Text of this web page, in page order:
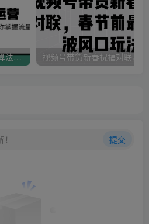
AI短视频创作运营，揭秘算法、文案创作与私域引流，助你掌握流量密码
提交